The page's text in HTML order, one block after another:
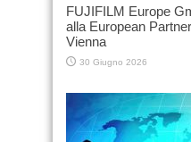
FUJIFILM Europe
alla European
Vienna
30 Giugno 2026